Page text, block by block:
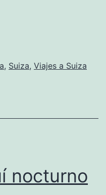
, Suiza, Viajes a Suiza
nocturno